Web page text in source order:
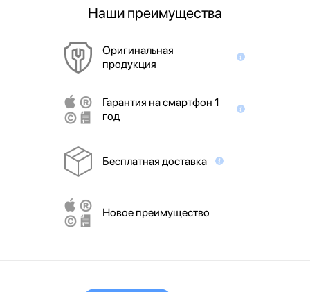
Наши преимущества
Оригинальная
продукция
Гарантия на смартфон 1
год
Бесплатная доставка
Новое преимущество